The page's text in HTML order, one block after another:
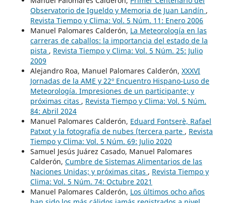
Observatorio de Igueldo y Memoria de Juan Landín ,
Revista Tiempo y Clima: Vol. 5 Núm. 11: Enero 2006
Manuel Palomares Calderón, La Meteorología en las
carreras de caballos: la importancia del estado de la
pista , Revista Tiempo y Clima: Vol. 5 Núm. 25: Julio
2009
Alejandro Roa, Manuel Palomares Calderón, XXXVI
Jornadas de la AME y 22º Encuentro Hispano-Luso de
Meteorología. Impresiones de un participante; y
próximas citas , Revista Tiempo y Clima: Vol. 5 Núm.
84: Abril 2024
Manuel Palomares Calderón, Eduard Fontserè, Rafael
Patxot y la fotografía de nubes (tercera parte , Revista
Tiempo y Clima: Vol. 5 Núm. 69: Julio 2020
Samuel Jesús Juárez Casado, Manuel Palomares
Calderón, Cumbre de Sistemas Alimentarios de las
Naciones Unidas; y próximas citas , Revista Tiempo y
Clima: Vol. 5 Núm. 74: Octubre 2021
Manuel Palomares Calderón, Los últimos ocho años